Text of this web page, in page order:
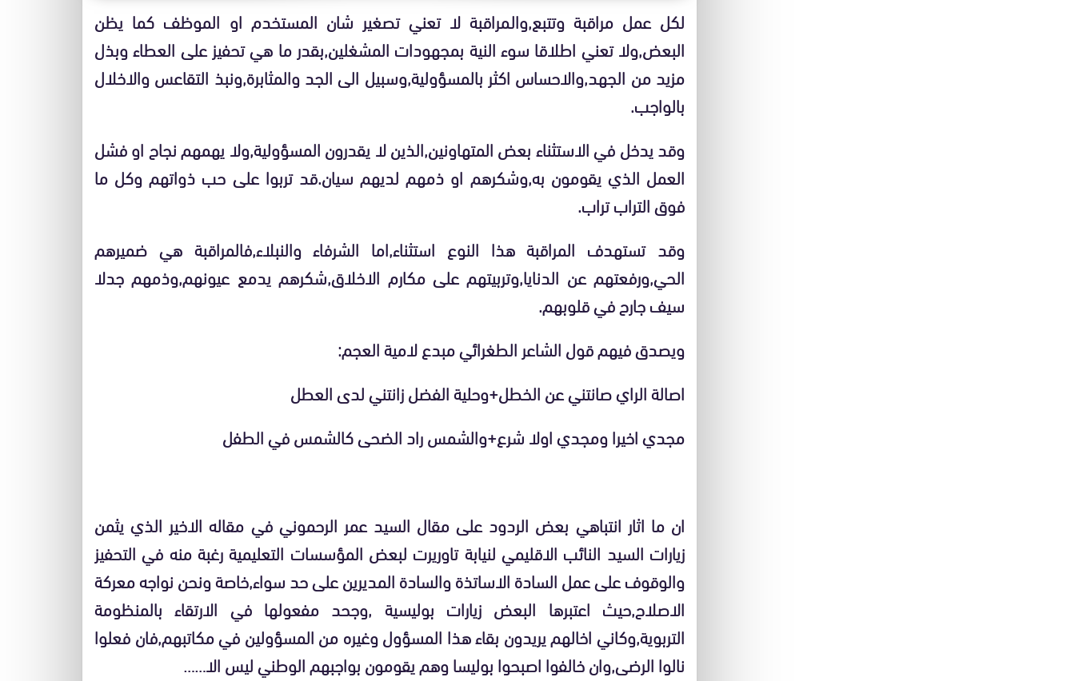
لكل عمل مراقبة وتتبع,والمراقبة لا تعني تصغير شان المستخدم او الموظف كما يظن
البعض,ولا تعني اطلاقا سوء النية بمجهودات المشغلين,بقدر ما هي تحفيز على العطاء وبذل
مزيد من الجهد,والاحساس اكثر بالمسؤولية,وسبيل الى الجد والمثابرة,ونبذ التقاعس والاخلال
بالواجب.
وقد يدخل في الاستثناء بعض المتهاونين,الذين لا يقدرون المسؤولية,ولا يهمهم نجاح او فشل
العمل الذي يقومون به,وشكرهم او ذمهم لديهم سيان.قد تربوا على حب ذواتهم وكل ما
فوق التراب تراب.
وقد تستهدف المراقبة هذا النوع استثناء,اما الشرفاء والنبلاء,فالمراقبة هي ضميرهم
الحي,ورفعتهم عن الدنايا,وتربيتهم على مكارم الاخلاق,شكرهم يدمع عيونهم,وذمهم جدلا
سيف جارح في قلوبهم.
ويصدق فيهم قول الشاعر الطغرائي مبدع لامية العجم:
اصالة الراي صانتني عن الخطل+وحلية الفضل زانتني لدى العطل
مجدي اخيرا ومجدي اولا شرع+والشمس راد الضحى كالشمس في الطفل
ان ما اثار انتباهي بعض الردود على مقال السيد عمر الرحموني في مقاله الاخير الذي يثمن
زيارات السيد النائب الاقليمي لنيابة تاوريرت لبعض المؤسسات التعليمية رغبة منه في التحفيز
والوقوف على عمل السادة الاساتذة والسادة المديرين على حد سواء,خاصة ونحن نواجه معركة
الاصلاح,حيث اعتبرها البعض زيارات بوليسية ,وجحد مفعولها في الارتقاء بالمنظومة
التربوية,وكاني اخالهم يريدون بقاء هذا المسؤول وغيره من المسؤولين في مكاتبهم,فان فعلوا
نالوا الرضى,وان خالفوا اصبحوا بوليسا وهم يقومون بواجبهم الوطني ليس الا……